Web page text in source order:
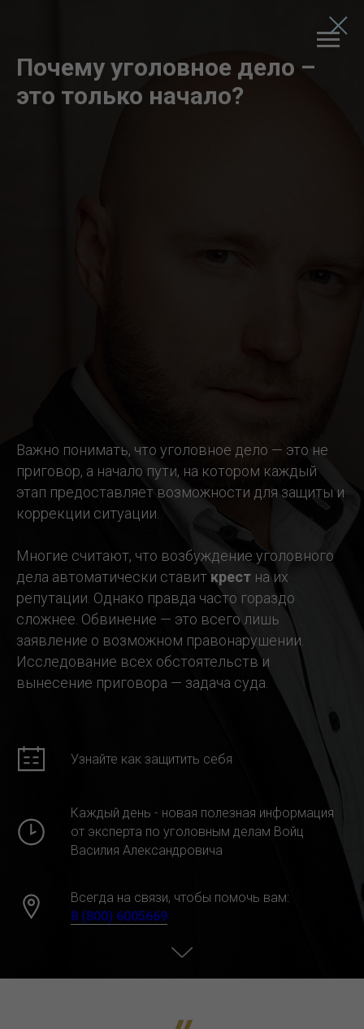
Почему уголовное дело –
это только начало?
Важно понимать, что уголовное дело — это не
приговор, а начало пути, на котором каждый
этап предоставляет возможности для защиты и
коррекции ситуации.
Многие считают, что возбуждение уголовного
дела автоматически ставит крест на их
репутации. Однако правда часто гораздо
сложнее. Обвинение — это всего лишь
заявление о возможном правонарушении.
Исследование всех обстоятельств и
вынесение приговора — задача суда.
Узнайте как защитить себя
Каждый день - новая полезная информация
от эксперта по уголовным делам Войц
Василия Александровича
Всегда на связи, чтобы помочь вам:
8 (800) 6005669